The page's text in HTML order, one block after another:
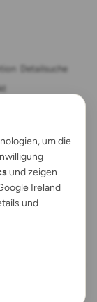
Detailsuche
wir an
um die
und zeigen
Ireland
und